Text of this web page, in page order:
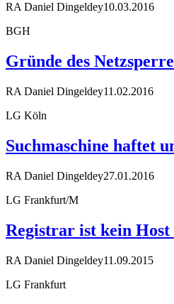
RA Daniel Dingeldey10.03.2016
BGH
Gründe des
RA Daniel Dingeldey11.02.2016
LG Köln
Suchmaschine haftet
RA Daniel Dingeldey27.01.2016
LG Frankfurt/M
Registrar ist kein
RA Daniel Dingeldey11.09.2015
LG Frankfurt